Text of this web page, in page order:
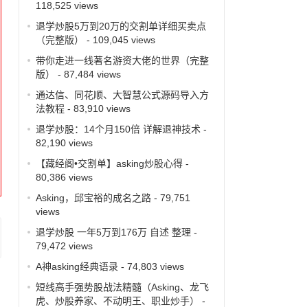
118,525 views
退学炒股5万到20万的交割单详细买卖点
（完整版）
- 109,045 views
带你走进一线著名游资大佬的世界（完整
版）
- 87,484 views
通达信、同花顺、大智慧公式源码导入方
法教程- 83,910 views
退学炒股：14个月150倍 详解退神技术 -
82,190 views
【藏经阁•交割单】asking炒股心得-
80,386 views
Asking，邱宝裕的成名之路- 79,751
views
退学炒股 一年5万到176万 自述 整理 -
79,472 views
A神asking经典语录- 74,803 views
短线高手强势股战法精髓（Asking、龙飞
虎、炒股养家、不动明王、职业炒手）
-